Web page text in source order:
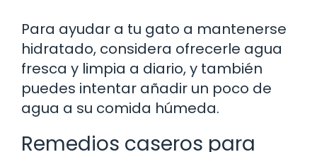
Para ayudar a tu gato a mantenerse
hidratado, considera ofrecerle agua
fresca y limpia a diario, y también
puedes intentar añadir un poco de
agua a su comida húmeda.
Remedios caseros para